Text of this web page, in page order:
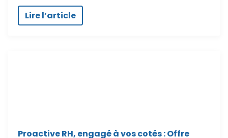
Lire l’article
Proactive RH, engagé à vos cotés : Offre